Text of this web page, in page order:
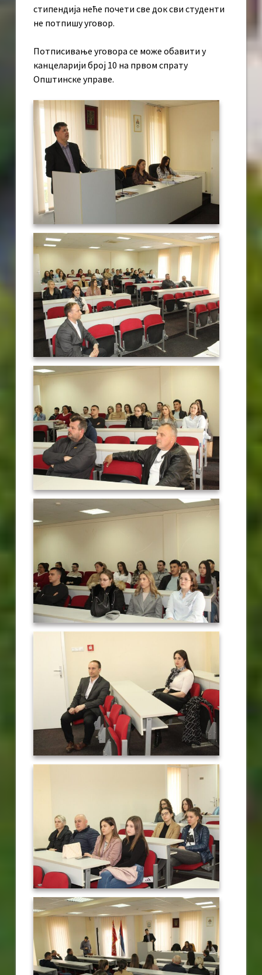
стипендија неће почети све док сви студенти
не потпишу уговор.
Потписивање уговора се може обавити у
канцеларији број 10 на првом спрату
Општинске управе.